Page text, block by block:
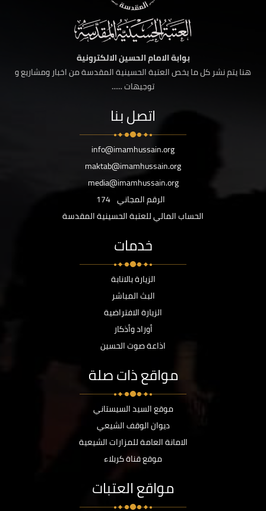
بوابة الامام الحسين الالكترونية
هنا يتم نشر كل ما يخص العتبة الحسينية المقدسة من اخبار ومشاريع و
توجيهات ......
اتصل بنا
info@imamhussain.org
maktab@imamhussain.org
media@imamhussain.org
الرقم المجاني 174
الحساب المالي للعتبة الحسينية المقدسة
خدمات
الزيارة بالانابة
البث المباشر
الزيارة الافتراضية
أوراد وأذكار
اذاعة صوت الحسين
مواقع ذات صلة
موقع السيد السيستاني
ديوان الوقف الشيعي
الامانة العامة للمزارات الشيعية
موقع قناة كربلاء
مواقع العتبات